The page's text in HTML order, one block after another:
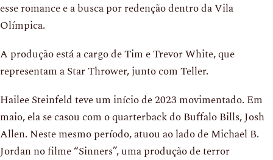
esse romance e a busca por redenção dentro da Vila
Olímpica.
A produção está a cargo de Tim e Trevor White, que
representam a Star Thrower, junto com Teller.
Hailee Steinfeld teve um início de 2023 movimentado. Em
maio, ela se casou com o quarterback do Buffalo Bills, Josh
Allen. Neste mesmo período, atuou ao lado de Michael B.
Jordan no filme “Sinners”, uma produção de terror